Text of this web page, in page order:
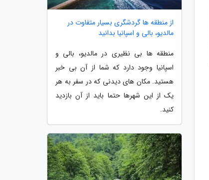
از منطقه ها گردشگری بسیار متفاوت در
مالدیو، بالی و اسپانیا بدانید
منطقه ها بی نظیری در مالدیو، بالی و
اسپانیا وجود دارد که شما از آن بی خبر
هستید. مکان های دیدنی که در سفر به هر
یک از این شهرها حتما باید از آن بازدید
کنید.